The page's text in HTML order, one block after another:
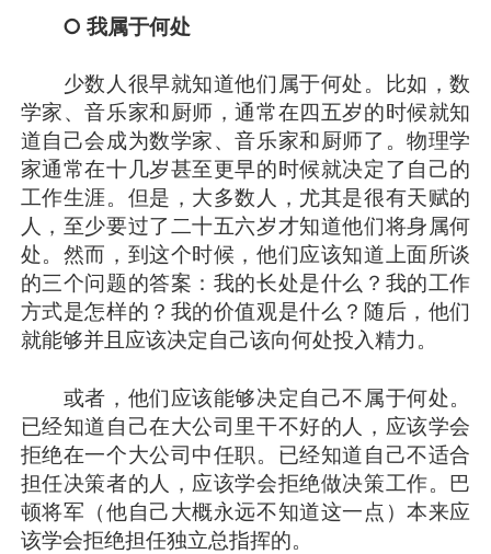
○ 我属于何处
少数人很早就知道他们属于何处。比如，数
学家、音乐家和厨师，通常在四五岁的时候就知
道自己会成为数学家、音乐家和厨师了。物理学
家通常在十几岁甚至更早的时候就决定了自己的
工作生涯。但是，大多数人，尤其是很有天赋的
人，至少要过了二十五六岁才知道他们将身属何
处。然而，到这个时候，他们应该知道上面所谈
的三个问题的答案：我的长处是什么？我的工作
方式是怎样的？我的价值观是什么？随后，他们
就能够并且应该决定自己该向何处投入精力。
或者，他们应该能够决定自己不属于何处。
已经知道自己在大公司里干不好的人，应该学会
拒绝在一个大公司中任职。已经知道自己不适合
担任决策者的人，应该学会拒绝做决策工作。巴
顿将军（他自己大概永远不知道这一点）本来应
该学会拒绝担任独立总指挥的。